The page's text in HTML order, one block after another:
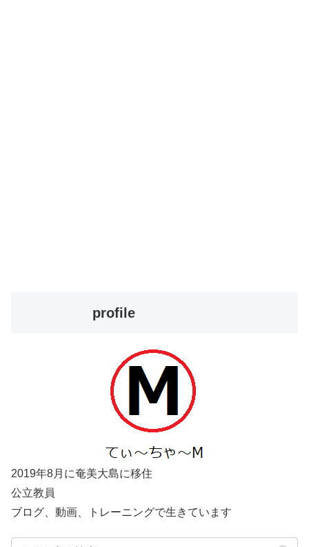
profile
2019年8月に奄美大島に移住
公立教員
ブログ、動画、トレーニングで生きています